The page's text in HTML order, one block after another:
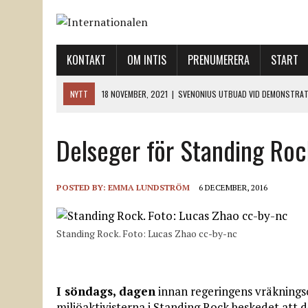
KONTAKT OM INTIS PRENUMERERA START
NYTT 18 NOVEMBER, 2021 | SVENONIUS UTBUAD VID
12 NOVEMBER, 2021
ETT STEG TILL VÄNSTER OCH TVÅ TILL HÖGER
12 NOVEMBER, 2021
NÄR DE DÖDA TAR SIG RÖST
12 NOVEMBER, 2021 | ”SVENSKA FACKFÖRBUND BEHÖVER SKÄRPA
Delseger för Standing
POSTED BY: EMMA LUNDSTRÖM 6 DECEMBER, 2016
Standing Rock. Foto: Lucas Zhao cc-by-nc
I söndags, dageninnan regeringens